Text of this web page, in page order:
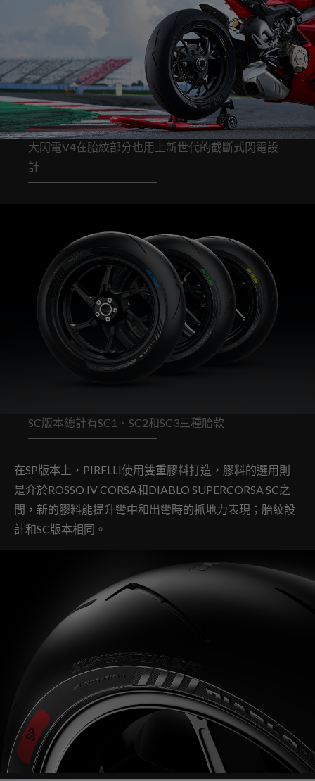
大閃電V4在胎紋部分也用上新世代的截斷式閃電設
計
SC版本總計有SC1、SC2和SC3三種胎款
在SP版本上，PIRELLI使用雙重膠料打造，膠料的選用則
是介於ROSSO IV CORSA和DIABLO SUPERCORSA SC之
間，新的膠料能提升彎中和出彎時的抓地力表現；胎紋設
計和SC版本相同。